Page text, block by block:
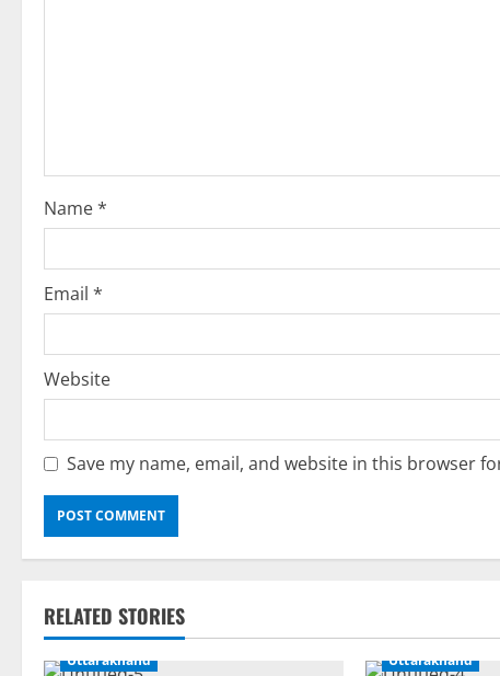
d
i
n
g
Name*
Email *
Website
Save my name, email, and website in this browser
RELATED STORIES
Uttarakhand Uttarakhand